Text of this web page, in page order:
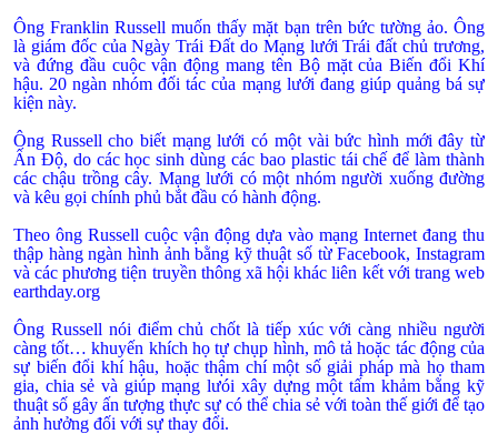
Ông Franklin Russell muốn thấy mặt bạn trên bức tường ảo. Ông
là giám đốc của Ngày Trái Ðất do Mạng lưới Trái đất chủ trương,
và đứng đầu cuộc vận động mang tên Bộ mặt của Biến đổi Khí
hậu. 20 ngàn nhóm đối tác của mạng lưới đang giúp quảng bá sự
kiện này.
Ông Russell cho biết mạng lưới có một vài bức hình mới đây từ
Ấn Ðộ, do các học sinh dùng các bao plastic tái chế để làm thành
các chậu trồng cây. Mạng lưới có một nhóm người xuống đường
và kêu gọi chính phủ bắt đầu có hành động.
Theo ông Russell cuộc vận động dựa vào mạng Internet đang thu
thập hàng ngàn hình ảnh bằng kỹ thuật số từ Facebook, Instagram
và các phương tiện truyền thông xã hội khác liên kết với trang web
earthday.org
Ông Russell nói điểm chủ chốt là tiếp xúc với càng nhiều người
càng tốt… khuyến khích họ tự chụp hình, mô tả hoặc tác động của
sự biến đổi khí hậu, hoặc thậm chí một số giải pháp mà họ tham
gia, chia sẻ và giúp mạng lưói xây dựng một tấm khảm bằng kỹ
thuật số gây ấn tượng thực sự có thể chia sẻ với toàn thế giới để tạo
ảnh hưởng đối với sự thay đổi.